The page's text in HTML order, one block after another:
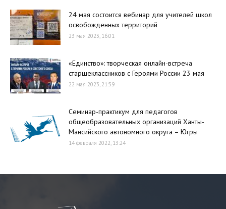
24 мая состоится вебинар для учителей школ
освобожденных территорий
23 мая 2023, 16:01
«Единство»: творческая онлайн-встреча
старшеклассников с Героями России 23 мая
22 мая 2023, 21:39
Семинар-практикум для педагогов
общеобразовательных организаций Ханты-
Мансийского автономного округа – Югры
14 февраля 2022, 13:24